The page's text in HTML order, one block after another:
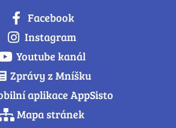
Facebook
Instagram
Youtube kanál
Zprávy z Mníšku
aplikace AppSisto
Mapa stránek